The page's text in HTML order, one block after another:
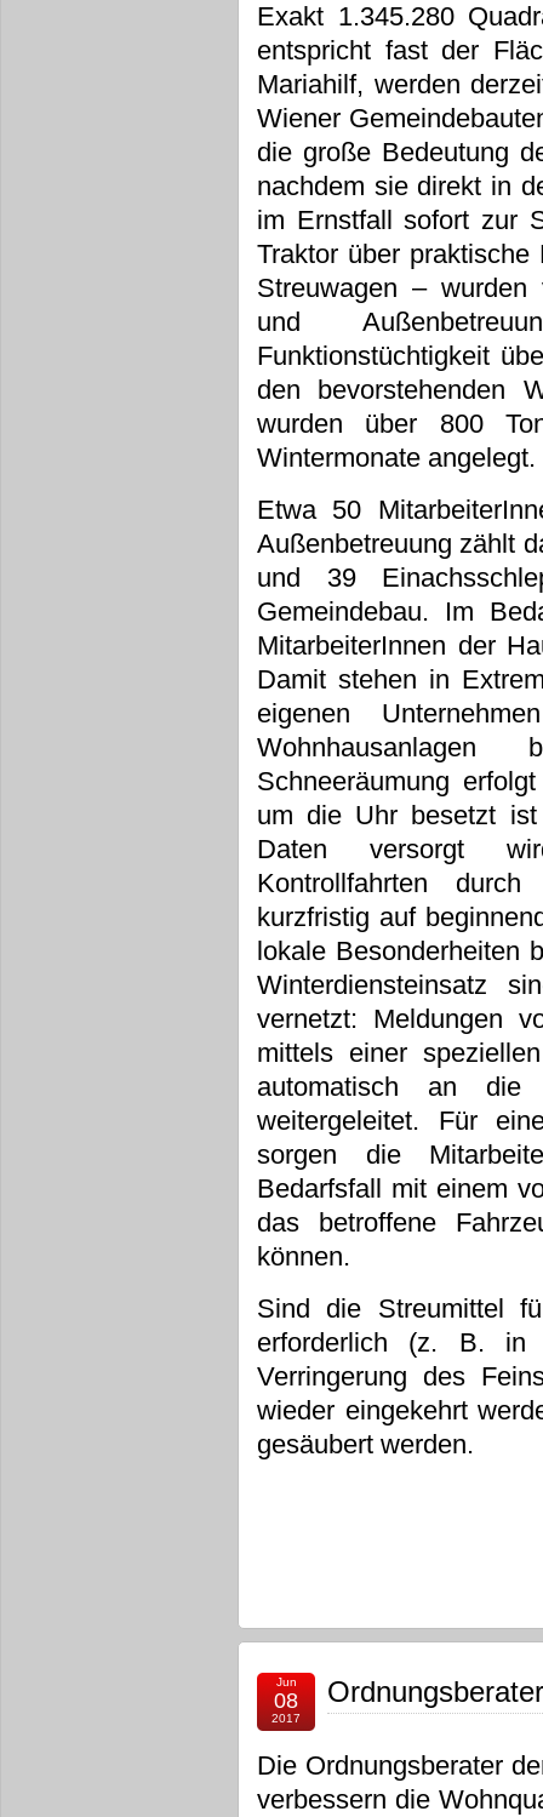
Exakt 1.345.280
entspricht fast der
Mariahilf, werden
Wiener
die große Bedeutung
nachdem sie direkt in
im Ernstfall sofort zur
Traktor über
Streuwagen –
und
Funktionstüchtigkeit
den bevorstehenden
wurden über 800
Wintermonate angelegt.
Etwa 50
Außenbetreuung zählt
und 39
Gemeindebau. Im
MitarbeiterInnen der
Damit stehen in
eigenen
Schneeräumung
um die Uhr besetzt ist
Daten versorgt
Kontrollfahrten durch
kurzfristig auf
lokale Besonderheiten
Winterdiensteinsatz
vernetzt: Meldungen
mittels einer
automatisch an die
weitergeleitet. Für
sorgen die
Bedarfsfall mit einem
das betroffene
können.
Sind die Streumittel
erforderlich (z. B. in
Verringerung des
wieder eingekehrt
gesäubert werden.
Jun
08
2017
Die Ordnungsberater
verbessern die